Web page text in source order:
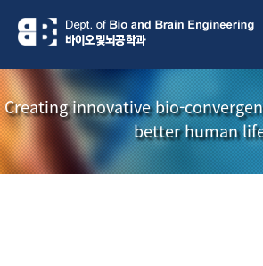
Creating innovative bio-
better human